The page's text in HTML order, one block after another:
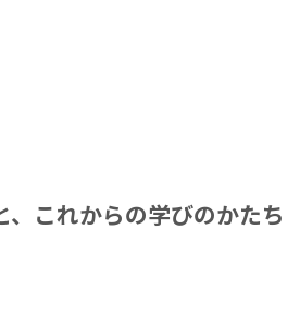
これからの学びのかたち